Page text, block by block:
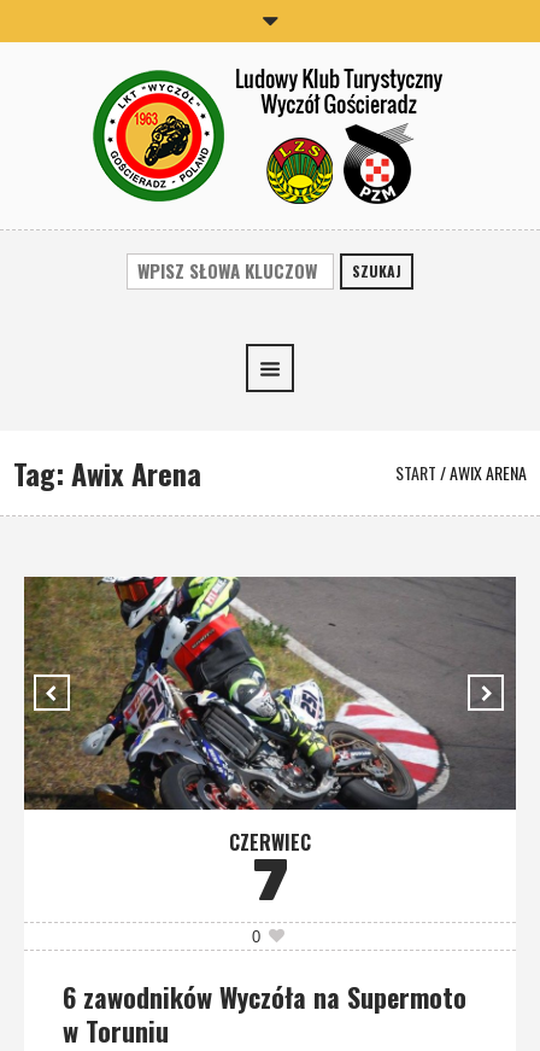
SZUKAJ
Tag:Awix Arena START/AWIX ARENA
CZERWIEC
7
0
6 zawodników Wyczóła na Supermoto
w Toruniu